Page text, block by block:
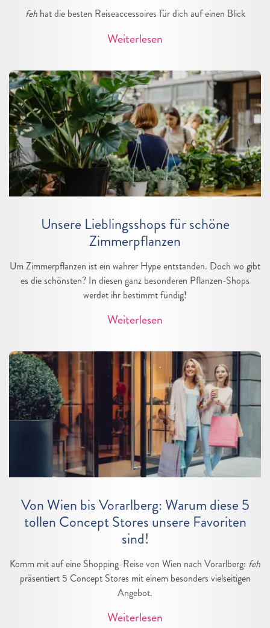
fehhat die besten Reiseaccessoires für dich auf einen Blick
Weiterlesen
Unsere Lieblingsshops für schöne
Zimmerpflanzen
Um Zimmerpflanzen ist ein wahrer Hype entstanden. Doch wo gibt
es die schönsten? In diesen ganz besonderen Pflanzen-Shops
werdet ihr bestimmt fündig!
Weiterlesen
Von Wien bis Vorarlberg: Warum diese 5
tollen Concept Stores unsere Favoriten
sind!
Komm mit auf eine Shopping-Reise von Wien nach Vorarlberg: feh
präsentiert 5 Concept Stores mit einem besonders vielseitigen
Angebot.
Weiterlesen